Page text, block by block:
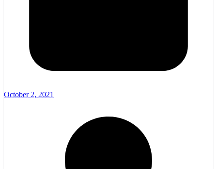
October 2, 2021